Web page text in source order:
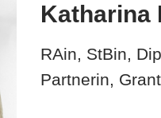
Katharina
RAin, StBin,
Partnerin,